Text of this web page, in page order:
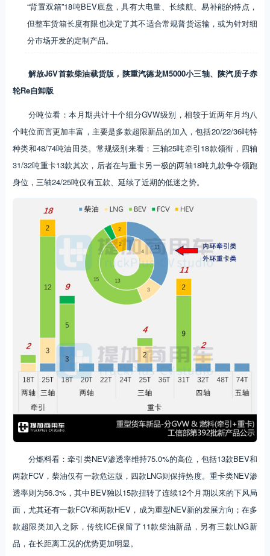
“背置双箱”18吨BEV底盘，具有大电量、长续航、易补能的特点，
但整车货箱长度有限也决定了其不适合常规普货运输，或为针对细
分市场开发的定制产品。
解放J6V首款柴油载货版，陕重汽德龙M5000小三轴、陕汽质子赤
轮Re自卸版
分吨位看：本月期共计十个细分GVW级别，相较于近两年月均八
个吨位而言更加丰富，主要是多款超限新品的加入，包括20/22/36吨特
种类和48/74吨油田类。常规级别来看：三轴25吨牵引18款领衔，四轴
31/32吨重卡13款其次，后者在与重卡另一极的两轴18吨九款争夺领跑
身位，三轴24/25吨仅有五款、延续了近期的低迷之势。
分燃料看：牵引类NEV渗透率维持75.0%的高位，包括13款BEV和
两款FCV，柴油仅有一款危运版，四款LNG则保持热度。重卡类NEV渗
透率则为56.3%，其中BEV独以15款扭转了连续12个月期以来的下风局
面，尤其还有一款FCV和两款HEV，成为重型NEV新的发展方向；在多
款超限类加入之际，传统ICE保留了11款柴油新品，另有三款LNG新
品，在长距离工况的优势更加明显。